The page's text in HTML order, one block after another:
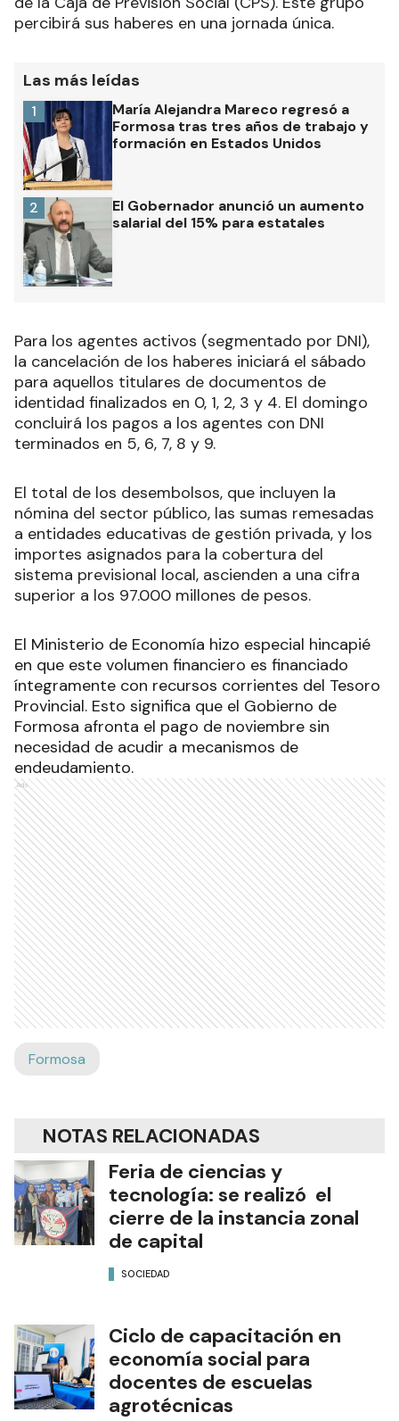
percibirá sus haberes en una jornada única.
Las más leídas
María Alejandra Mareco regresó a
Formosa tras tres años de trabajo y
formación en Estados Unidos
1
El Gobernador anunció un aumento
salarial del 15% para estatales
2
Para los agentes activos (segmentado por DNI),
la cancelación de los haberes iniciará el sábado
para aquellos titulares de documentos de
identidad finalizados en 0, 1, 2, 3 y 4. El domingo
concluirá los pagos a los agentes con DNI
terminados en 5, 6, 7, 8 y 9.
El total de los desembolsos, que incluyen la
nómina del sector público, las sumas remesadas
a entidades educativas de gestión privada, y los
importes asignados para la cobertura del
sistema previsional local, ascienden a una cifra
superior a los 97.000 millones de pesos.
El Ministerio de Economía hizo especial hincapié
en que este volumen financiero es financiado
íntegramente con recursos corrientes del Tesoro
Provincial. Esto significa que el Gobierno de
Formosa afronta el pago de noviembre sin
necesidad de acudir a mecanismos de
endeudamiento.
Ads
Formosa
NOTAS RELACIONADAS
Feria de ciencias y
tecnología: se realizó el
cierre de la instancia zonal
de capital
SOCIEDAD
Ciclo de capacitación en
economía social para
docentes de escuelas
agrotécnicas